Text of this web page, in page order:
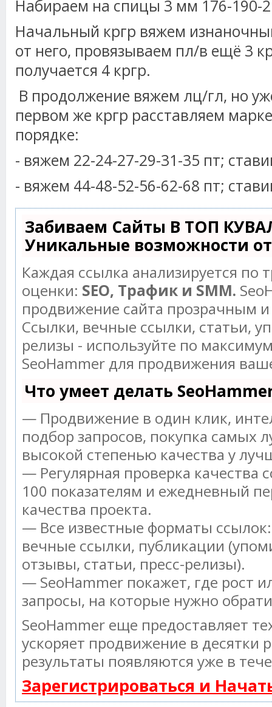
Набираем на спицы 3 мм 176-190-
Начальный кргр вяжем
от него, провязываем пл/в ещё 3
получается 4 кргр.
В продолжение вяжем лц/гл, но
первом же кргр расставляем
порядке:
- вяжем 22-24-27-29-31-35 пт;
- вяжем 44-48-52-56-62-68 пт;
Забиваем Сайты В ТОП
Уникальные возможности
Каждая ссылка анализируется по
оценки: SEO, Трафик и SMM.
продвижение сайта прозрачным
Ссылки, вечные ссылки, статьи,
релизы - используйте по
SeoHammer для продвижения
Что умеет делать
— Продвижение в один клик,
подбор запросов, покупка самых
высокой степенью качества у
— Регулярная проверка качества
100 показателям и ежедневный
качества проекта.
— Все известные форматы
вечные ссылки, публикации
отзывы, статьи, пресс-релизы).
— SeoHammer покажет, где рост
запросы, на которые нужно
SeoHammer еще предоставляет
ускоряет продвижение в десятки
результаты появляются уже в
Зарегистрироваться и